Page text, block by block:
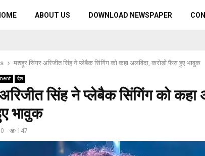
ABOUT US DOWNLOAD NEWSPAPER
मशहूर सिंगर अरिजीत सिंह ने प्लेबैक सिंगिंग को कहा अलविदा, करोड़ों फैंस हुए भावुक
देश
सिंह ने प्लेबैक सिंगिंग को कहा
भावुक
0 147